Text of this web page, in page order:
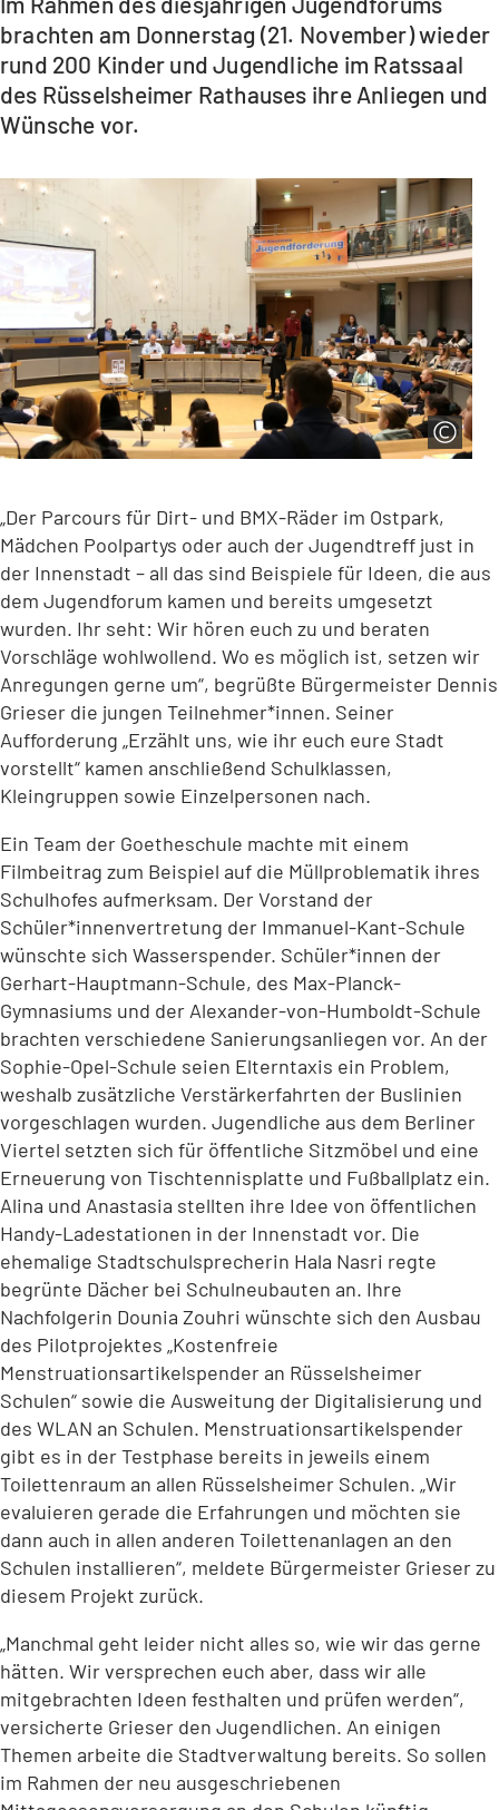
brachten am Donnerstag (21. November) wieder
rund 200 Kinder und Jugendliche im Ratssaal
des Rüsselsheimer Rathauses ihre Anliegen und
Wünsche vor.
„Der Parcours für Dirt- und BMX-Räder im Ostpark,
Mädchen Poolpartys oder auch der Jugendtreff just in
der Innenstadt – all das sind Beispiele für Ideen, die aus
dem Jugendforum kamen und bereits umgesetzt
wurden. Ihr seht: Wir hören euch zu und beraten
Vorschläge wohlwollend. Wo es möglich ist, setzen wir
Anregungen gerne um“, begrüßte Bürgermeister Dennis
Grieser die jungen Teilnehmer*innen. Seiner
Aufforderung „Erzählt uns, wie ihr euch eure Stadt
vorstellt“ kamen anschließend Schulklassen,
Kleingruppen sowie Einzelpersonen nach.
Ein Team der Goetheschule machte mit einem
Filmbeitrag zum Beispiel auf die Müllproblematik ihres
Schulhofes aufmerksam. Der Vorstand der
Schüler*innenvertretung der Immanuel-Kant-Schule
wünschte sich Wasserspender. Schüler*innen der
Gerhart-Hauptmann-Schule, des Max-Planck-
Gymnasiums und der Alexander-von-Humboldt-Schule
brachten verschiedene Sanierungsanliegen vor. An der
Sophie-Opel-Schule seien Elterntaxis ein Problem,
weshalb zusätzliche Verstärkerfahrten der Buslinien
vorgeschlagen wurden. Jugendliche aus dem Berliner
Viertel setzten sich für öffentliche Sitzmöbel und eine
Erneuerung von Tischtennisplatte und Fußballplatz ein.
Alina und Anastasia stellten ihre Idee von öffentlichen
Handy-Ladestationen in der Innenstadt vor. Die
ehemalige Stadtschulsprecherin Hala Nasri regte
begrünte Dächer bei Schulneubauten an. Ihre
Nachfolgerin Dounia Zouhri wünschte sich den Ausbau
des Pilotprojektes „Kostenfreie
Menstruationsartikelspender an Rüsselsheimer
Schulen“ sowie die Ausweitung der Digitalisierung und
des WLAN an Schulen. Menstruationsartikelspender
gibt es in der Testphase bereits in jeweils einem
Toilettenraum an allen Rüsselsheimer Schulen. „Wir
evaluieren gerade die Erfahrungen und möchten sie
dann auch in allen anderen Toilettenanlagen an den
Schulen installieren“, meldete Bürgermeister Grieser zu
diesem Projekt zurück.
„Manchmal geht leider nicht alles so, wie wir das gerne
hätten. Wir versprechen euch aber, dass wir alle
mitgebrachten Ideen festhalten und prüfen werden“,
versicherte Grieser den Jugendlichen. An einigen
Themen arbeite die Stadtverwaltung bereits. So sollen
im Rahmen der neu ausgeschriebenen